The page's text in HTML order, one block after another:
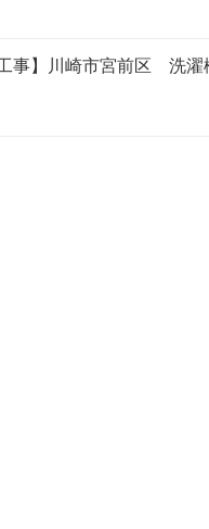
工事】川崎市宮前区 洗濯